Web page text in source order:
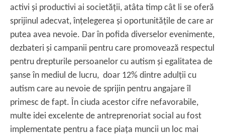
activi și productivi ai societății, atâta timp cât li se oferă
sprijinul adecvat, înțelegerea și oportunitățile de care ar
putea avea nevoie. Dar în pofida diverselor evenimente,
dezbateri și campanii pentru care promovează respectul
pentru drepturile persoanelor cu autism și egalitatea de
șanse în mediul de lucru, doar 12% dintre adulții cu
autism care au nevoie de sprijin pentru angajare îl
primesc de fapt. În ciuda acestor cifre nefavorabile,
multe idei excelente de antreprenoriat social au fost
implementate pentru a face piața muncii un loc mai